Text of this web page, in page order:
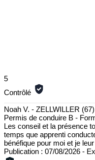
5
Contrôlé
Noah V. - ZELLWILLER (67)
Permis de conduire B -
Les conseil et la présence
temps que apprenti
bénéfique pour moi et je
Publication : 07/08/2026 -